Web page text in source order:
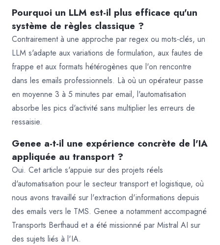
Pourquoi un LLM est-il plus efficace qu'un
système de règles classique ?
Contrairement à une approche par regex ou mots-clés, un
LLM s'adapte aux variations de formulation, aux fautes de
frappe et aux formats hétérogènes que l'on rencontre
dans les emails professionnels. Là où un opérateur passe
en moyenne 3 à 5 minutes par email, l'automatisation
absorbe les pics d'activité sans multiplier les erreurs de
ressaisie.
Genee a-t-il une expérience concrète de l'IA
appliquée au transport ?
Oui. Cet article s'appuie sur des projets réels
d'automatisation pour le secteur transport et logistique, où
nous avons travaillé sur l'extraction d'informations depuis
des emails vers le TMS. Genee a notamment accompagné
Transports Berthaud et a été missionné par Mistral AI sur
des sujets liés à l'IA.